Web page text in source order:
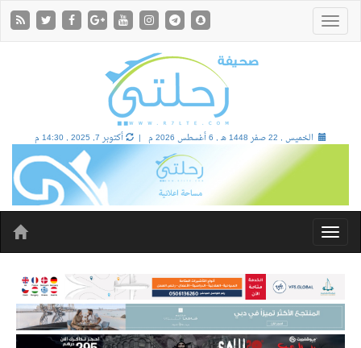
الخميس , 22 صفر 1448 هـ , 6 أغسطس 2026 م | أكتوبر 7, 2025 , 14:30 م